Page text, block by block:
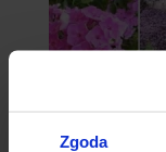
Zgoda